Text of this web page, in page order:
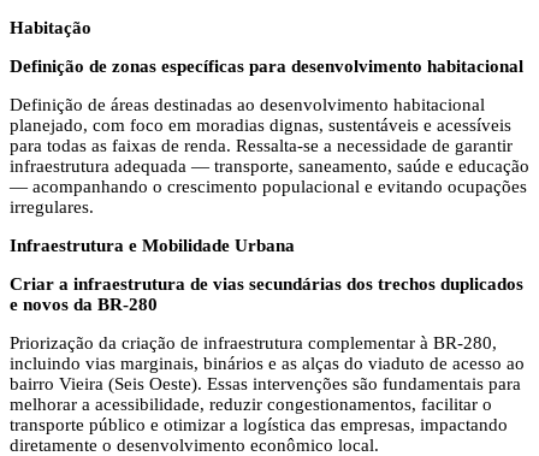
Habitação
Definição de zonas específicas para desenvolvimento habitacional
Definição de áreas destinadas ao desenvolvimento habitacional
planejado, com foco em moradias dignas, sustentáveis e acessíveis
para todas as faixas de renda. Ressalta-se a necessidade de garantir
infraestrutura adequada — transporte, saneamento, saúde e educação
— acompanhando o crescimento populacional e evitando ocupações
irregulares.
Infraestrutura e Mobilidade Urbana
Criar a infraestrutura de vias secundárias dos trechos duplicados
e novos da BR-280
Priorização da criação de infraestrutura complementar à BR-280,
incluindo vias marginais, binários e as alças do viaduto de acesso ao
bairro Vieira (Seis Oeste). Essas intervenções são fundamentais para
melhorar a acessibilidade, reduzir congestionamentos, facilitar o
transporte público e otimizar a logística das empresas, impactando
diretamente o desenvolvimento econômico local.